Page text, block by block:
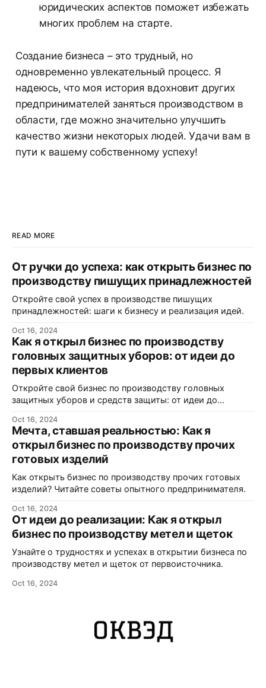
юридических аспектов поможет избежать
многих проблем на старте.
Создание бизнеса – это трудный, но
одновременно увлекательный процесс. Я
надеюсь, что моя история вдохновит других
предпринимателей заняться производством в
области, где можно значительно улучшить
качество жизни некоторых людей. Удачи вам в
пути к вашему собственному успеху!
READ MORE
От ручки до успеха: как открыть бизнес по
производству пишущих принадлежностей
Откройте свой успех в производстве пишущих
принадлежностей: шаги к бизнесу и реализация идей.
Oct 16, 2024
Как я открыл бизнес по производству
головных защитных уборов: от идеи до
первых клиентов
Откройте свой бизнес по производству головных
защитных уборов и средств защиты: от идеи до
Oct 16, 2024
Мечта, ставшая реальностью: Как я
открыл бизнес по производству прочих
готовых изделий
Как открыть бизнес по производству прочих готовых
изделий? Читайте советы опытного предпринимателя.
Oct 16, 2024
От идеи до реализации: Как я открыл
бизнес по производству метел и щеток
Узнайте о трудностях и успехах в открытии бизнеса по
производству метел и щеток от первоисточника.
Oct 16, 2024